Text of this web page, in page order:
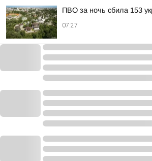
ПВО за ночь сбила 153
07:27